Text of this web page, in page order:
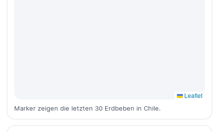
Leaflet
Marker zeigen die letzten 30 Erdbeben in Chile.